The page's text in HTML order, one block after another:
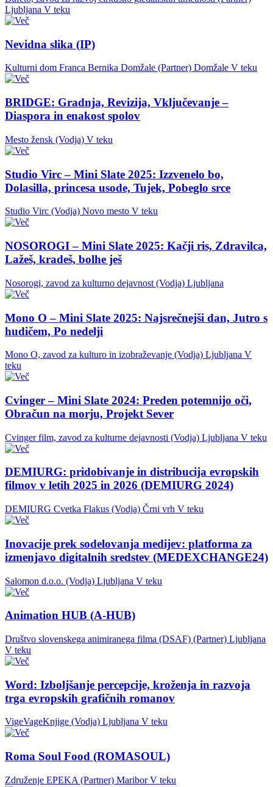
Ljubljana V teku
Nevidna slika (IP)
Kulturni dom Franca Bernika Domžale (Partner) Domžale V teku
BRIDGE: Gradnja, Revizija, Vključevanje –
Diaspora in enakost spolov
Mesto žensk (Vodja) V teku
Studio Virc – Mini Slate 2025: Izzvenelo bo,
Dolasilla, princesa usode, Tujek, Pobeglo srce
Studio Virc (Vodja) Novo mesto V teku
NOSOROGI – Mini Slate 2025: Kačji ris, Zdravilca,
Lažeš, kradeš, bolhe ješ
Nosorogi, zavod za kulturno dejavnost (Vodja) Ljubljana
Mono O – Mini Slate 2025: Najsrečnejši dan, Jutro s
hudičem, Po nedelji
Mono O, zavod za kulturo in izobraževanje (Vodja) Ljubljana V
teku
Cvinger – Mini Slate 2024: Preden potemnijo oči,
Obračun na morju, Projekt Sever
Cvinger film, zavod za kulturne dejavnosti (Vodja) Ljubljana V teku
DEMIURG: pridobivanje in distribucija evropskih
filmov v letih 2025 in 2026 (DEMIURG 2024)
DEMIURG Cvetka Flakus (Vodja) Črni vrh V teku
Inovacije prek sodelovanja medijev: platforma za
izmenjavo digitalnih sredstev (MEDEXCHANGE24)
Salomon d.o.o. (Vodja) Ljubljana V teku
Animation HUB (A-HUB)
Društvo slovenskega animiranega filma (DSAF) (Partner) Ljubljana
V teku
Word: Izboljšanje percepcije, kroženja in razvoja
trga evropskih grafičnih romanov
VigeVageKnjige (Vodja) Ljubljana V teku
Roma Soul Food (ROMASOUL)
Združenje EPEKA (Partner) Maribor V teku